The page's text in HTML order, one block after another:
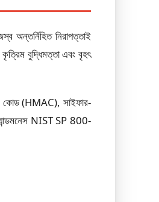
অন্তর্নিহিত নিরাপত্তাই
কৃত্রিম বুদ্ধিমত্তা এবং বৃহৎ
কোড (HMAC), সাইফার-
NIST SP 800-